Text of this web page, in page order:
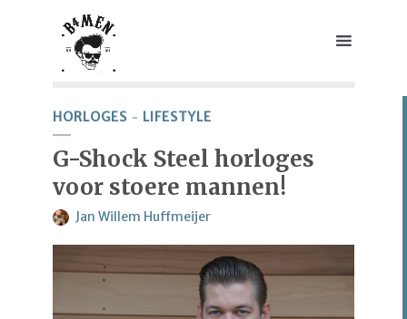
HORLOGES LIFESTYLE
G-Shock Steel horloges
voor stoere mannen!
Jan Willem Huffmeijer